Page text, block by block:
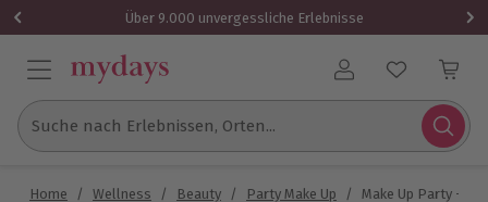
Über 9.000 unvergessliche Erlebnisse
Benutzerkonto
Suche nach Erlebnissen, Orten...
Home / Wellness / Beauty / Party Make Up / Make Up Party -